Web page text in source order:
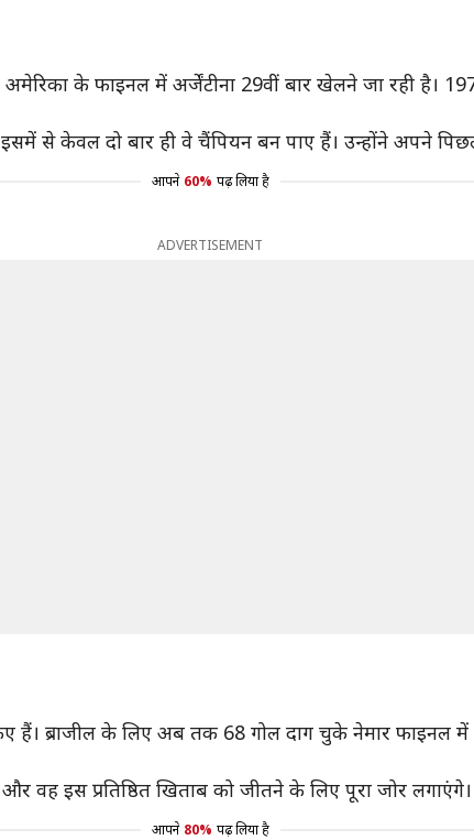
के फाइनल में अर्जेंटीना 29वीं बार खेलने जा रही है।
से केवल दो बार ही वे चैंपियन बन पाए हैं। उन्होंने अपने
आपने 60% पढ़ लिया है
ADVERTISEMENT
हैं। ब्राजील के लिए अब तक 68 गोल दाग चुके नेमार फाइनल
इस प्रतिष्ठित खिताब को जीतने के लिए पूरा जोर लगाएंगे।
आपने 80% पढ़ लिया है